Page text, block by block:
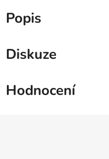
Popis
Diskuze
Hodnocení